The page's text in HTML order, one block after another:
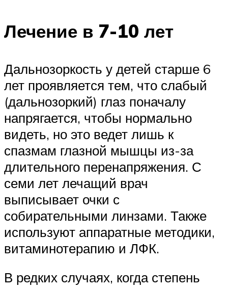
Лечение в 7-10 лет
Дальнозоркость у детей старше 6
лет проявляется тем, что слабый
(дальнозоркий) глаз поначалу
напрягается, чтобы нормально
видеть, но это ведет лишь к
спазмам глазной мышцы из-за
длительного перенапряжения. С
семи лет лечащий врач
выписывает очки с
собирательными линзами. Также
используют аппаратные методики,
витаминотерапию и ЛФК.
В редких случаях, когда степень